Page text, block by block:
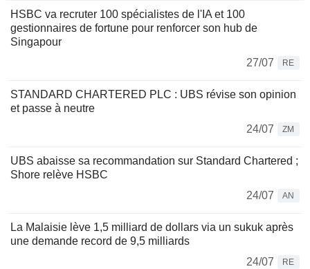
HSBC va recruter 100 spécialistes de l'IA et 100
gestionnaires de fortune pour renforcer son hub de
Singapour
27/07
RE
STANDARD CHARTERED PLC : UBS révise son opinion
et passe à neutre
24/07
ZM
UBS abaisse sa recommandation sur Standard Chartered ;
Shore relève HSBC
24/07
AN
La Malaisie lève 1,5 milliard de dollars via un sukuk après
une demande record de 9,5 milliards
24/07
RE